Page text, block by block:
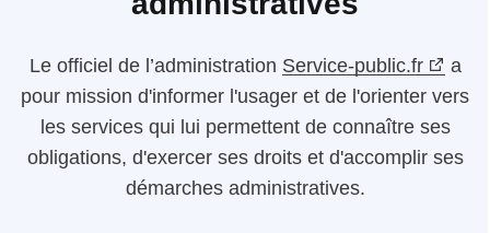
Le officiel de l’administration Service-public.fr
a
pour mission d'informer l'usager et de l'orienter vers
les services qui lui permettent de connaître ses
obligations, d'exercer ses droits et d'accomplir ses
démarches administratives.